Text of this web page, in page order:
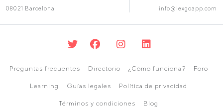
08021 Barcelona
info@lexgoapp.com
Preguntas frecuentes Directorio ¿Cómo funciona? Foro
Learning Guías legales Política de privacidad
Términos y condiciones Blog